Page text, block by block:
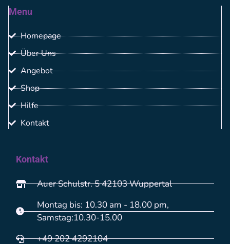
Menu
Homepage
Über Uns
Angebot
Shop
Hilfe
Kontakt
Kontakt
Auer Schulstr. 5 42103 Wuppertal
Montag bis: 10.30 am - 18.00 pm,
Samstag:10.30-15.00
+49 202 4292104